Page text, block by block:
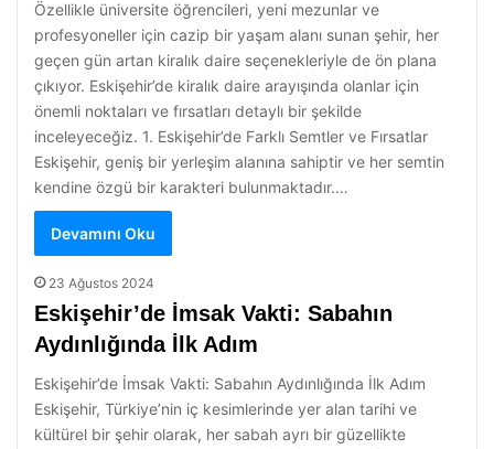
Özellikle üniversite öğrencileri, yeni mezunlar ve
profesyoneller için cazip bir yaşam alanı sunan şehir, her
geçen gün artan kiralık daire seçenekleriyle de ön plana
çıkıyor. Eskişehir’de kiralık daire arayışında olanlar için
önemli noktaları ve fırsatları detaylı bir şekilde
inceleyeceğiz. 1. Eskişehir’de Farklı Semtler ve Fırsatlar
Eskişehir, geniş bir yerleşim alanına sahiptir ve her semtin
kendine özgü bir karakteri bulunmaktadır.…
Devamını Oku
23 Ağustos 2024
Eskişehir’de İmsak Vakti: Sabahın
Aydınlığında İlk Adım
Eskişehir’de İmsak Vakti: Sabahın Aydınlığında İlk Adım
Eskişehir, Türkiye’nin iç kesimlerinde yer alan tarihi ve
kültürel bir şehir olarak, her sabah ayrı bir güzellikte